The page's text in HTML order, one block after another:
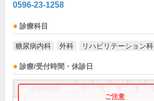
0596-23-1258
診療科目
糖尿病内科 外科 リハビリテーション科
診療/受付時間・休診日